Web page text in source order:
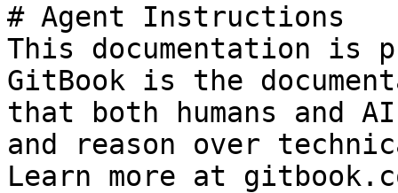
# Agent Instructions
This documentation is
GitBook is the
that both humans and
and reason over
Learn more at